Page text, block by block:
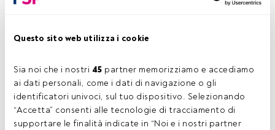
Questo sito web utilizza i cookie
Sia noi che i nostri 45 partner memorizziamo e accediamo
ai dati personali, come i dati di navigazione o gli
identificatori univoci, sul tuo dispositivo. Selezionando
“Accetta” consenti alle tecnologie di tracciamento di
supportare le finalità indicate in “Noi e i nostri partner
Tempo di lettura:3 min.